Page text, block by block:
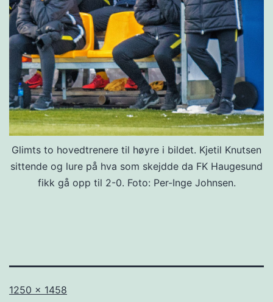
Glimts to hovedtrenere til høyre i bildet. Kjetil Knutsen
sittende og lure på hva som skejdde da FK Haugesund
fikk gå opp til 2-0. Foto: Per-Inge Johnsen.
Full
1250 × 1458